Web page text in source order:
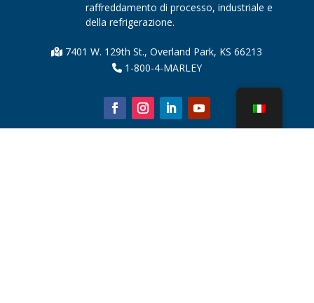
raffreddamento di processo, industriale e
della refrigerazione.
7401 W. 129th St., Overland Park, KS 66213
1-800-4-MARLEY